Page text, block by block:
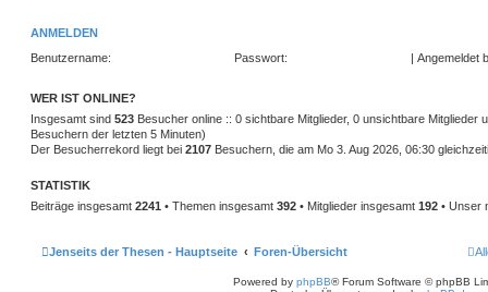
ANMELDEN
Benutzername:
Passwort: | Angemeldet
WER IST ONLINE?
Insgesamt sind 523 Besucher online :: 0 sichtbare Mitglieder, 0 unsichtbare Mitglieder
Besuchern der letzten 5 Minuten)
Der Besucherrekord liegt bei 2107 Besuchern, die am Mo 3. Aug 2026, 06:30
STATISTIK
Beiträge insgesamt 2241 • Themen insgesamt 392 • Mitglieder insgesamt 192 • Unser
Jenseits der Thesen - Hauptseite Foren-Übersicht
Powered by phpBB® Forum Software © phpBB